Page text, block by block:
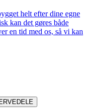
helt efter dine egne
kan det gøres både
en tid med os, så vi kan